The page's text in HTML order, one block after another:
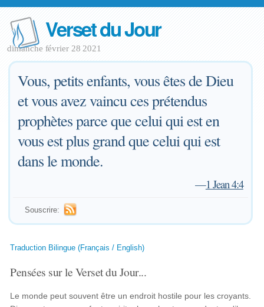
Verset du Jour
dimanche février 28 2021
Vous, petits enfants, vous êtes de Dieu
et vous avez vaincu ces prétendus
prophètes parce que celui qui est en
vous est plus grand que celui qui est
dans le monde.
—1 Jean 4:4
Souscrire:
Traduction Bilingue (Français / English)
Pensées sur le Verset du Jour...
Le monde peut souvent être un endroit hostile pour les croyants.